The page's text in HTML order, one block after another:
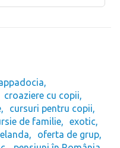
croaziere cu copii
cursuri pentru copii
de familie
exotic
oferta de grup